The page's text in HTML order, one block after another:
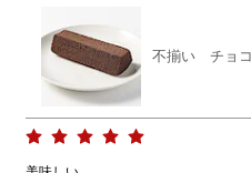
不揃い チョ